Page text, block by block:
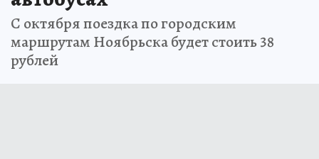
С октября поездка по городским
маршрутам Ноябрьска будет стоить 38
рублей